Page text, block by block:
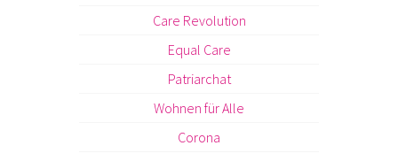
Care Revolution
Equal Care
Patriarchat
Wohnen für Alle
Corona